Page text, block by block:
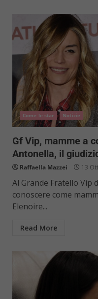
Come le star Notizie
Gf Vip, mamme a
Antonella, il
Raffaella Mazzei 13
Al Grande Fratello Vip
conoscere come
Elenoire...
Read More